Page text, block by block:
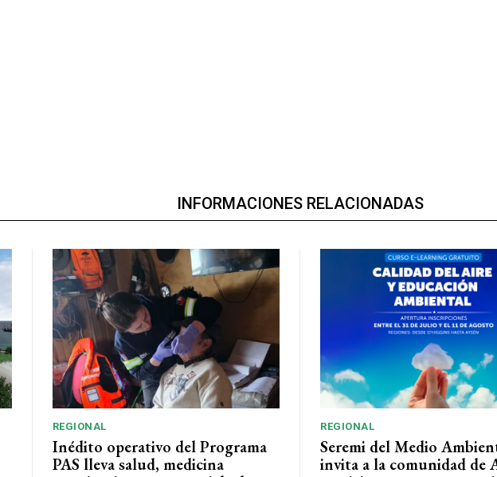
INFORMACIONES RELACIONADAS
REGIONAL
Inédito operativo del Programa
PAS lleva salud, medicina
REGIONAL
Seremi del Medio
invita a la comunidad de